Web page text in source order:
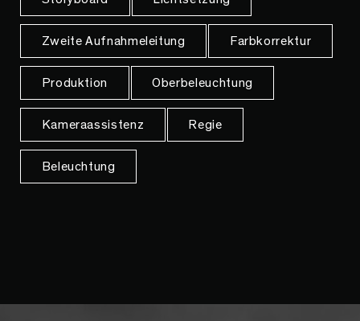
Zweite Aufnahmeleitung Farbkorrektur
Produktion Oberbeleuchtung
Kameraassistenz Regie
Beleuchtung